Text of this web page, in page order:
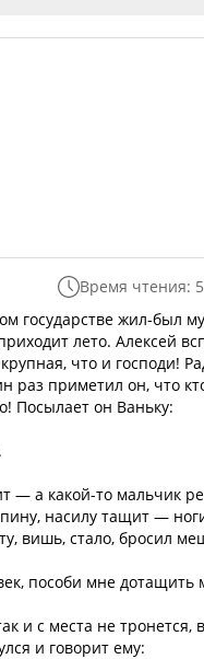
Время чтения:
государстве жил-был
лето. Алексей
что и господи!
раз приметил он, что
Посылает он Ваньку:
— а какой-то мальчик
насилу тащит —
вишь, стало, бросил
пособи мне
и с места не
и говорит ему: